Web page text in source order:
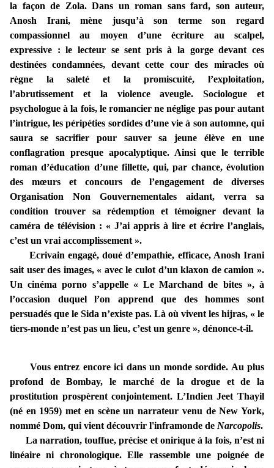
la façon de Zola. Dans un roman sans fard, son auteur,
Anosh Irani, mène jusqu’à son terme son regard
compassionnel au moyen d’une écriture au scalpel,
expressive : le lecteur se sent pris à la gorge devant ces
destinées condamnées, devant cette cour des miracles où
règne la saleté et la promiscuité, l’exploitation,
l’abrutissement et la violence aveugle. Sociologue et
psychologue à la fois, le romancier ne néglige pas pour autant
l’intrigue, les péripéties sordides d’une vie à son automne, qui
saura se sacrifier pour sauver sa jeune élève en une
conflagration presque apocalyptique. Ainsi que le terrible
roman d’éducation d’une fillette, qui, par chance, évolution
des mœurs et concours de l’engagement de diverses
Organisation Non Gouvernementales aidant, verra sa
condition trouver sa rédemption et témoigner devant la
caméra de télévision : « J’ai appris à lire et écrire l’anglais,
c’est un vrai accomplissement ».
Ecrivain engagé, doué d’empathie, efficace, Anosh Irani
sait user des images, « avec le culot d’un klaxon de camion ».
Un cinéma porno s’appelle « Le Marchand de bites », à
l’occasion duquel l’on apprend que des hommes sont
persuadés que le Sida n’existe pas. Là où vivent les hijras, « le
tiers-monde n’est pas un lieu, c’est un genre », dénonce-t-il.
Vous entrez encore ici dans un monde sordide. Au plus
profond de Bombay, le marché de la drogue et de la
prostitution prospèrent conjointement. L’Indien Jeet Thayil
(né en 1959) met en scène un narrateur venu de New York,
nommé Dom, qui vient découvrir l'inframonde de Narcopolis.
La narration, touffue, précise et onirique à la fois, n’est ni
linéaire ni chronologique. Elle rassemble une poignée de